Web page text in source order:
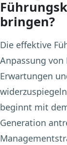
bringen?
Die effektive
Anpassung
Erwartungen
beginnt mit
Generation